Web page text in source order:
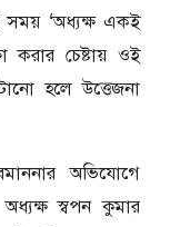
সময় ‘অধ্যক্ষ একই
করার চেষ্টায় ওই
হলে উত্তেজনা
অভিযোগে
অধ্যক্ষ স্বপন কুমার